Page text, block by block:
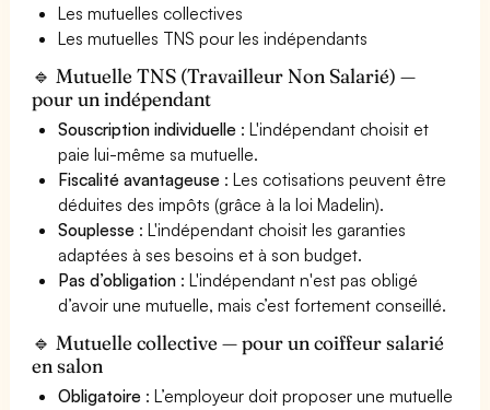
Les mutuelles collectives
Les mutuelles TNS pour les indépendants
🔹 Mutuelle TNS (Travailleur Non Salarié) —
pour un indépendant
Souscription individuelle : L'indépendant choisit et
paie lui-même sa mutuelle.
Fiscalité avantageuse : Les cotisations peuvent être
déduites des impôts (grâce à la loi Madelin).
Souplesse : L'indépendant choisit les garanties
adaptées à ses besoins et à son budget.
Pas d’obligation : L'indépendant n'est pas obligé
d’avoir une mutuelle, mais c’est fortement conseillé.
🔹 Mutuelle collective — pour un coiffeur salarié
en salon
Obligatoire : L’employeur doit proposer une mutuelle